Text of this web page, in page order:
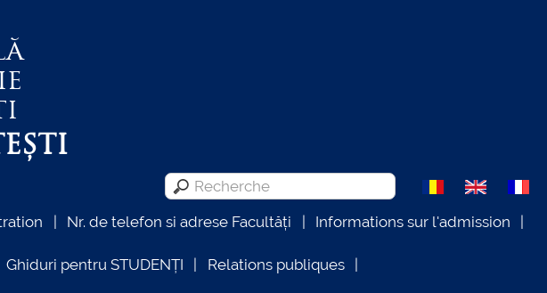
Nr. de telefon si adrese Facultăți Informations sur l'admission
Ghiduri pentru STUDENȚI Relations publiques